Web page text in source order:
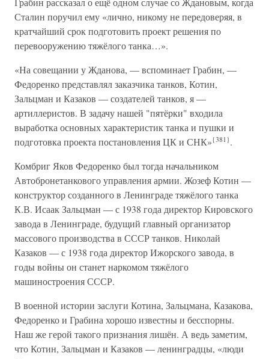
Сталин поручил ему «лично, никому не передоверяя, в
кратчайший срок подготовить проект решения по
перевооружению тяжёлого танка…».
«На совещании у Жданова, — вспоминает Грабин, —
Федоренко представлял заказчика танков, Котин,
Зальцман и Казаков — создателей танков, я —
артиллеристов. В задачу нашей "пятёрки" входила
выработка основных характеристик танка и пушки и
подготовка проекта постановления ЦК и СНК»{381}.
Комбриг Яков Федоренко был тогда начальником
Автобронетанкового управления армии. Жозеф Котин —
конструктор созданного в Ленинграде тяжёлого танка
К.В. Исаак Зальцман — с 1938 года директор Кировского
завода в Ленинграде, будущий главный организатор
массового производства в СССР танков. Николай
Казаков — с 1938 года директор Ижорского завода, в
годы войны он станет наркомом тяжёлого
машиностроения СССР.
В военной истории заслуги Котина, Зальцмана, Казакова,
Федоренко и Грабина хорошо известны и бесспорны.
Наш же герой такого признания лишён. А ведь заметим,
что Котин, Зальцман и Казаков — ленинградцы, «люди